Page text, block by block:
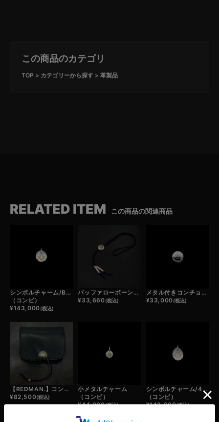
この商品のカテゴリ
TOP カテゴリーから探す 革製品
RELATED ITEM この商品の関連商品
シンボルチャーム/BUTTERFLY
（コンビ）
¥143,000(税込)
バッファローボーンビーズ×アンティークビーズ×鹿革紐×コンチョ/ループタイカスタム
¥33,660(税込)
メタル付きコンチョ小/フラワー
¥33,000(税込)
【REDMAN.】コンチョ付き ウォレット
¥82,500(税込)
小メタルチャーム
（コンビ）
¥44,000(税込)
シンボルチャーム/4AGES
（コンビ）
¥143,000(税込)